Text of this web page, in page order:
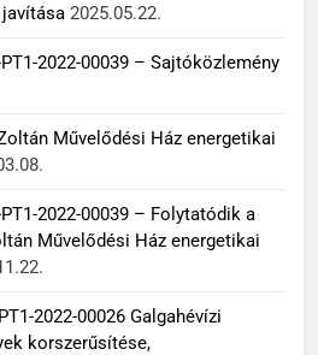
2025.05.22.
PT1-2022-00039 – Sajtóközlemény
Művelődési Ház energetikai
PT1-2022-00039 – Folytatódik a
Művelődési Ház energetikai
2022-00026 Galgahévízi
korszerűsítése,